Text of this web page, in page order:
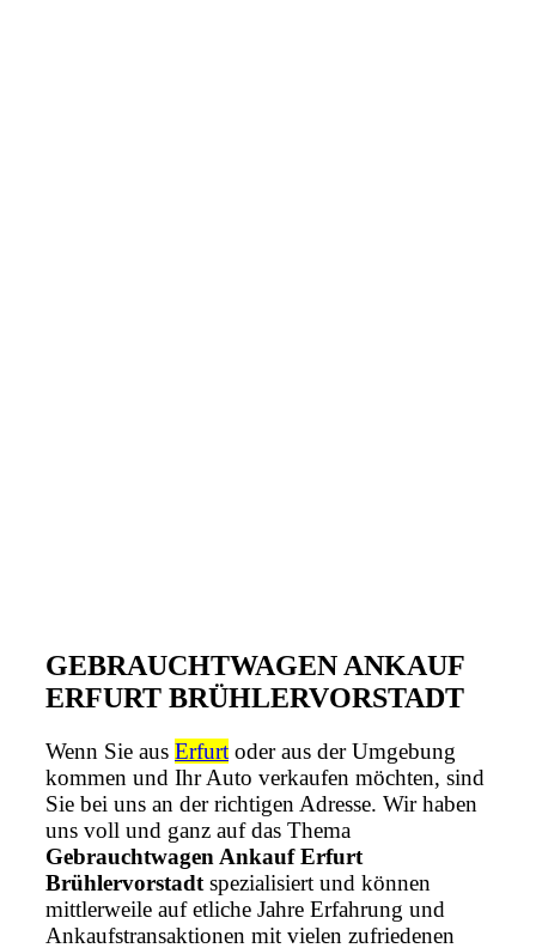
GEBRAUCHTWAGEN ANKAUF
ERFURT BRÜHLERVORSTADT
Wenn Sie aus Erfurt oder aus der Umgebung
kommen und Ihr Auto verkaufen möchten, sind
Sie bei uns an der richtigen Adresse. Wir haben
uns voll und ganz auf das Thema
Gebrauchtwagen Ankauf Erfurt
Brühlervorstadt spezialisiert und können
mittlerweile auf etliche Jahre Erfahrung und
Ankaufstransaktionen mit vielen zufriedenen